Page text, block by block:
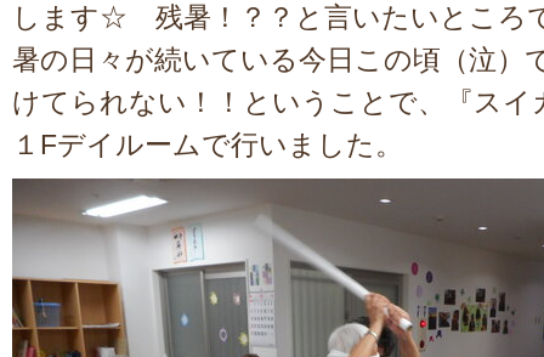
します☆ 残暑！？？と言いたいところ
暑の日々が続いている今日この頃（泣）
けてられない！！ということで、『スイ
１Fデイルームで行いました。